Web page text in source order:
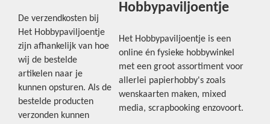
De verzendkosten bij
Het Hobbypaviljoentje
zijn afhankelijk van hoe
wij de bestelde
artikelen naar je
kunnen opsturen. Als de
bestelde producten
verzonden kunnen
Hobbypaviljoentje
Het Hobbypaviljoentje is een
online én fysieke hobbywinkel
met een groot assortiment voor
allerlei papierhobby's zoals
wenskaarten maken, mixed
media, scrapbooking enzovoort.